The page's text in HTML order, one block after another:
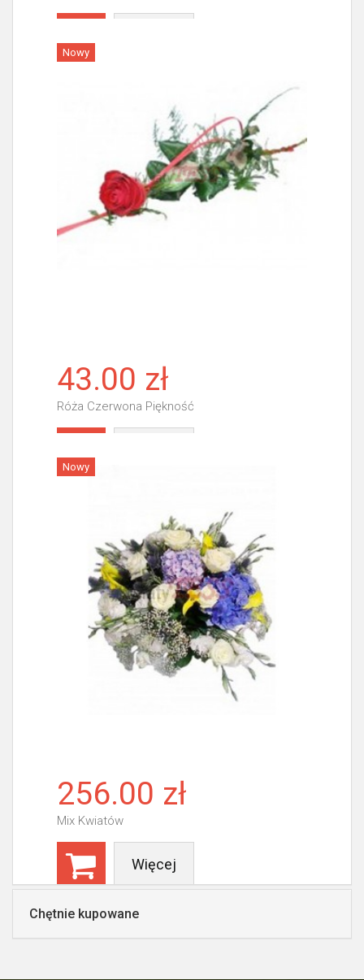
Nowy
43.00 zł
Róża Czerwona Piękność
Nowy
256.00 zł
Mix Kwiatów
Więcej
Chętnie kupowane